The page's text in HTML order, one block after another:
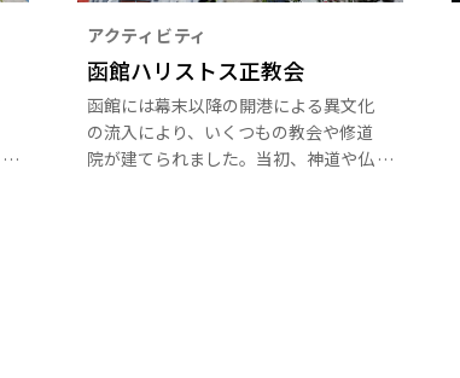
アクティビティ
函館ハリストス正教会
函館には幕末以降の開港による異文化
の流入により、いくつもの教会や修道
院が建てられました。当初、神道や仏